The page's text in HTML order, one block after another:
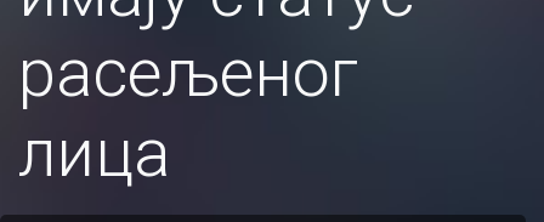
расељеног
лица